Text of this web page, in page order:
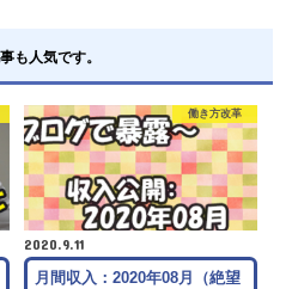
も人気です。
働き方改革
2020.9.11
月間収入：2020年08月（絶望